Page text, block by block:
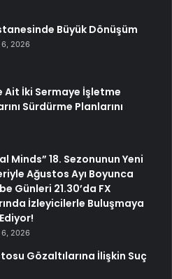
Büyük Dönüşüm
2026
Ait İki Sermaye İşletme
Sürdürme Planlarını
Minds” 18. Sezonunun Yeni
Ağustos Ayı Boyunca
Günleri 21.30’da FX
İzleyicilerle Buluşmaya
2026
Gözaltılarına İlişkin Suç